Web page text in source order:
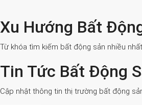
Xu Hướng Bất
Từ khóa tìm kiếm bất động sản nhiều nhất
Tin Tức Bất Động
Cập nhật thông tin thị trường bất động